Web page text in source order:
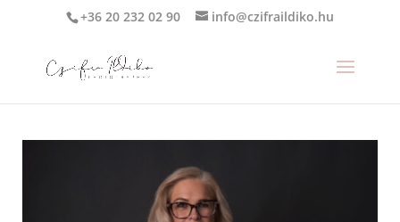
+36 20 232 02 90 info@czifraildiko.hu